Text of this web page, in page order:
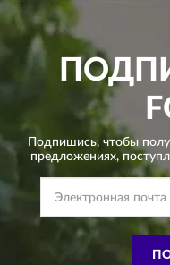
Подпишись, чтобы
предложениях,